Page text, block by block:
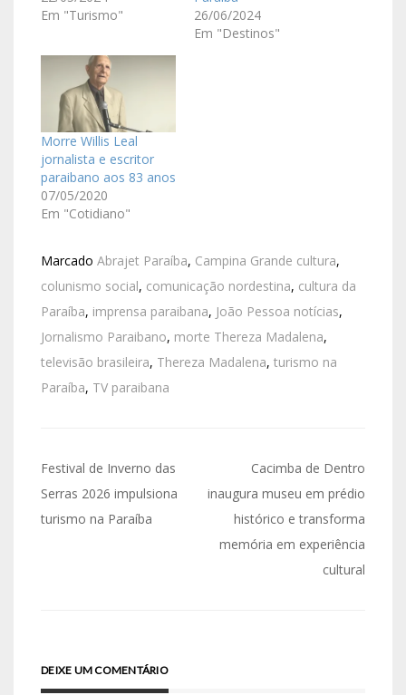
Em "Turismo"
26/06/2024
Em "Destinos"
Morre Willis Leal
jornalista e escritor
paraibano aos 83 anos
07/05/2020
Em "Cotidiano"
Marcado Abrajet Paraíba, Campina Grande cultura,
colunismo social, comunicação nordestina, cultura da
Paraíba, imprensa paraibana, João Pessoa notícias,
Jornalismo Paraibano, morte Thereza Madalena,
televisão brasileira, Thereza Madalena, turismo na
Paraíba, TV paraibana
Festival de Inverno das
Serras 2026 impulsiona
turismo na Paraíba
Cacimba de Dentro
inaugura museu em prédio
histórico e transforma
memória em experiência
cultural
DEIXE UM COMENTÁRIO